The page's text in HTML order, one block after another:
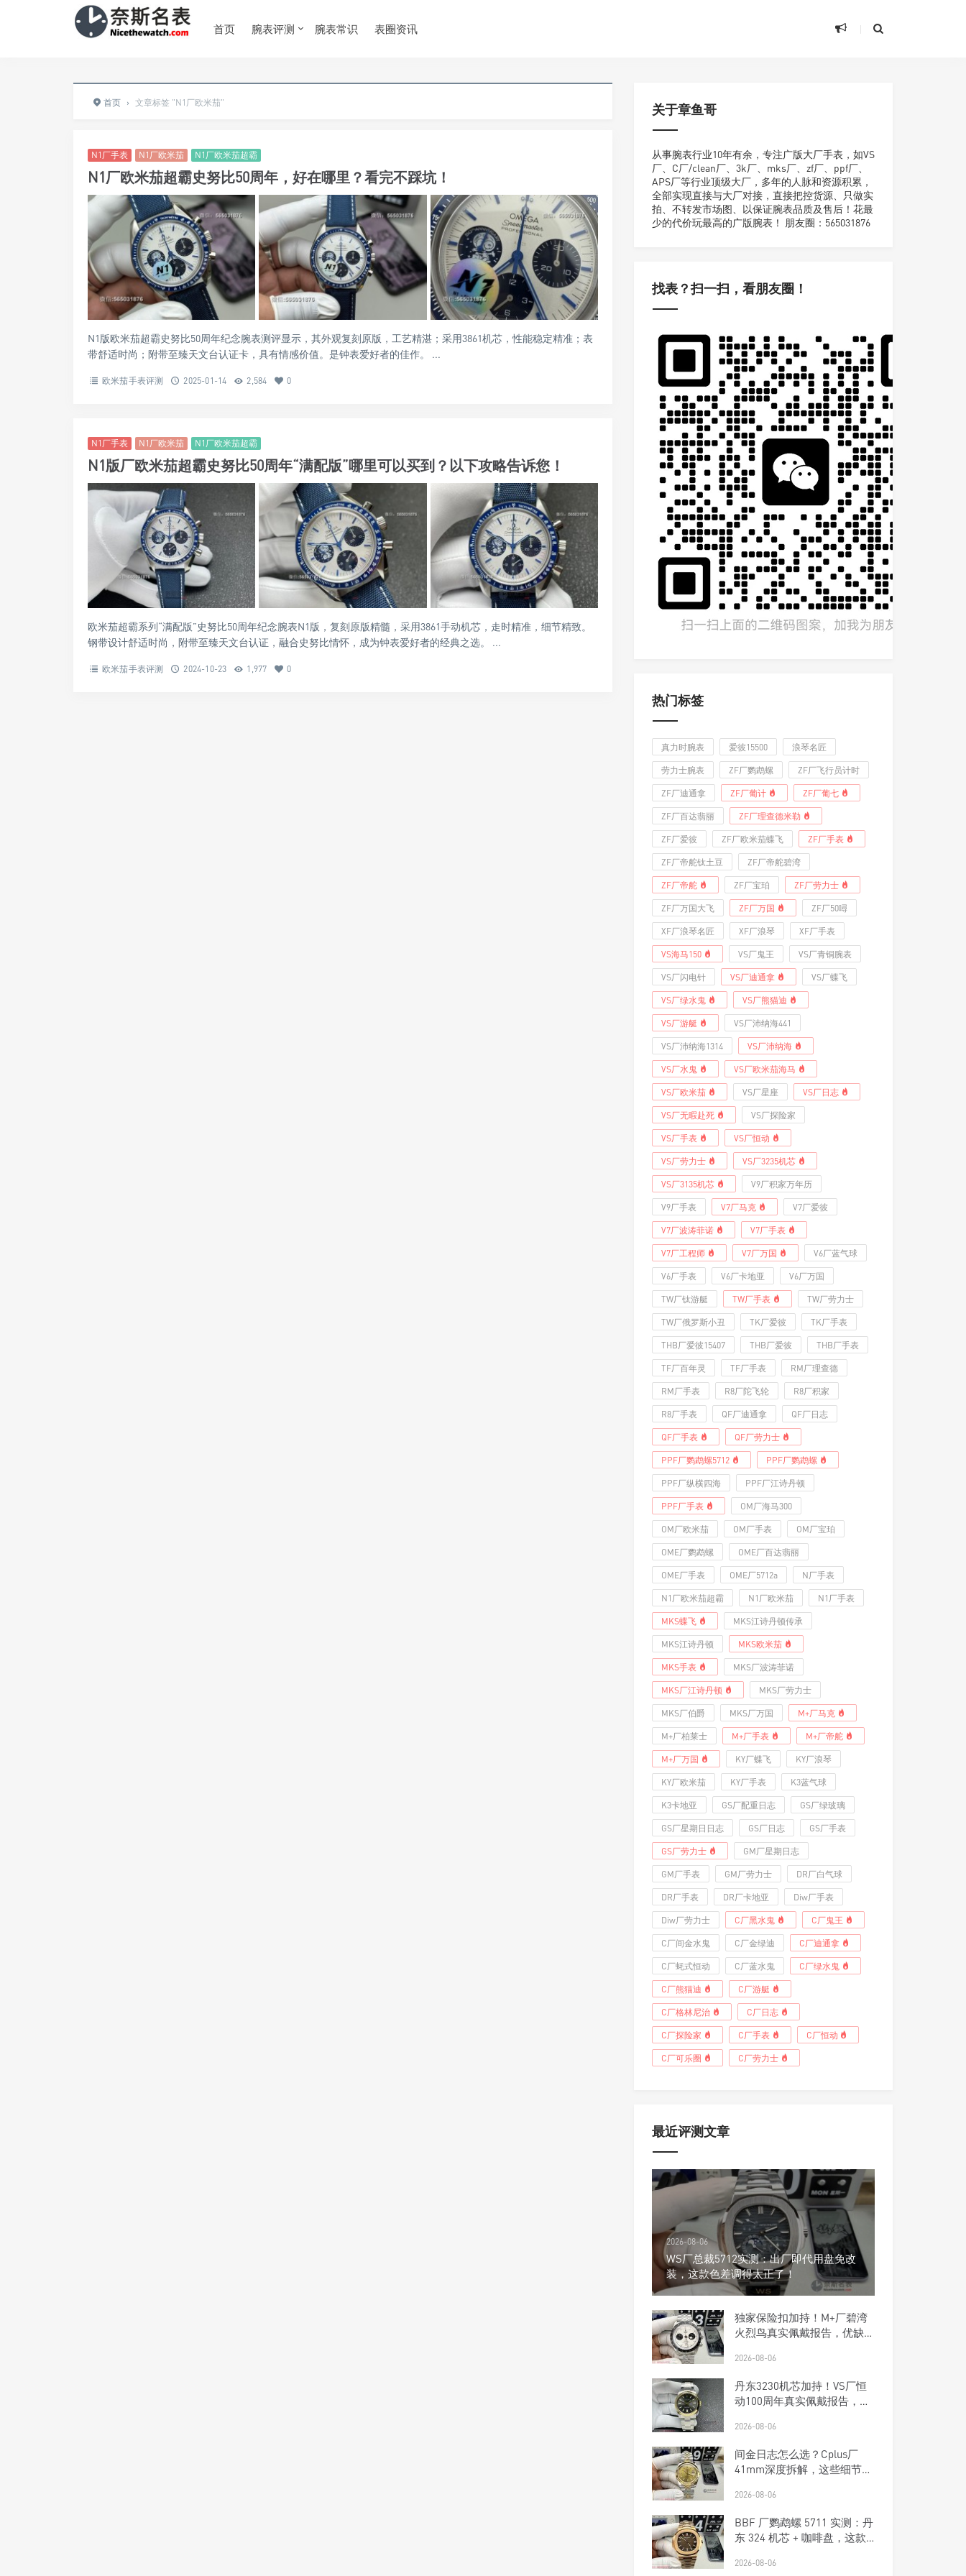
首页 腕表评测 腕表常识 表圈资讯
首页 › 文章标签 "N1厂欧米茄"
N1厂手表 N1厂欧米茄 N1厂欧米茄超霸
N1厂欧米茄超霸史努比50周年，好在哪里？看完不踩坑！
N1版欧米茄超霸史努比50周年纪念腕表测评显示，其外观复刻原版，工艺精湛；采用3861机芯，性能稳定精准；表
带舒适时尚；附带至臻天文台认证卡，具有情感价值。是钟表爱好者的佳作。 ...
欧米茄手表评测 2025-01-14 2,584 0
N1厂手表 N1厂欧米茄 N1厂欧米茄超霸
N1版厂欧米茄超霸史努比50周年“满配版”哪里可以买到？以下攻略告诉您！
欧米茄超霸系列“满配版”史努比50周年纪念腕表N1版，复刻原版精髓，采用3861手动机芯，走时精准，细节精致。
钢带设计舒适时尚，附带至臻天文台认证，融合史努比情怀，成为钟表爱好者的经典之选。 ...
欧米茄手表评测 2024-10-23 1,977 0
关于章鱼哥
从事腕表行业10年有余，专注广版大厂手表，如VS
厂、C厂/clean厂、3k厂、mks厂、zf厂、ppf厂、
APS厂等行业顶级大厂，多年的人脉和资源积累，
全部实现直接与大厂对接，直接把控货源、只做实
拍、不转发市场图、以保证腕表品质及售后！花最
少的代价玩最高的广版腕表！ 朋友圈：565031876
找表？扫一扫，看朋友圈！
热门标签
真力时腕表 爱彼15500 浪琴名匠
劳力士腕表 ZF厂鹦鹉螺 ZF厂飞行员计时
ZF厂迪通拿 ZF厂葡计 ZF厂葡七
ZF厂百达翡丽 ZF厂理查德米勒
ZF厂爱彼 ZF厂欧米茄蝶飞 ZF厂手表
ZF厂帝舵钛土豆 ZF厂帝舵碧湾
ZF厂帝舵 ZF厂宝珀 ZF厂劳力士
ZF厂万国大飞 ZF厂万国 ZF厂50噚
XF厂浪琴名匠 XF厂浪琴 XF厂手表
VS海马150 VS厂鬼王 VS厂青铜腕表
VS厂闪电针 VS厂迪通拿 VS厂蝶飞
VS厂绿水鬼 VS厂熊猫迪
VS厂游艇 VS厂沛纳海441
VS厂沛纳海1314 VS厂沛纳海
VS厂水鬼 VS厂欧米茄海马
VS厂欧米茄 VS厂星座 VS厂日志
VS厂无暇赴死 VS厂探险家
VS厂手表 VS厂恒动
VS厂劳力士 VS厂3235机芯
VS厂3135机芯 V9厂积家万年历
V9厂手表 V7厂马克 V7厂爱彼
V7厂波涛菲诺 V7厂手表
V7厂工程师 V7厂万国 V6厂蓝气球
V6厂手表 V6厂卡地亚 V6厂万国
TW厂钛游艇 TW厂手表 TW厂劳力士
TW厂俄罗斯小丑 TK厂爱彼 TK厂手表
THB厂爱彼15407 THB厂爱彼 THB厂手表
TF厂百年灵 TF厂手表 RM厂理查德
RM厂手表 R8厂陀飞轮 R8厂积家
R8厂手表 QF厂迪通拿 QF厂日志
QF厂手表 QF厂劳力士
PPF厂鹦鹉螺5712 PPF厂鹦鹉螺
PPF厂纵横四海 PPF厂江诗丹顿
PPF厂手表 OM厂海马300
OM厂欧米茄 OM厂手表 OM厂宝珀
OME厂鹦鹉螺 OME厂百达翡丽
OME厂手表 OME厂5712a N厂手表
N1厂欧米茄超霸 N1厂欧米茄 N1厂手表
MKS蝶飞 MKS江诗丹顿传承
MKS江诗丹顿 MKS欧米茄
MKS手表 MKS厂波涛菲诺
MKS厂江诗丹顿 MKS厂劳力士
MKS厂伯爵 MKS厂万国 M+厂马克
M+厂柏莱士 M+厂手表 M+厂帝舵
M+厂万国 KY厂蝶飞 KY厂浪琴
KY厂欧米茄 KY厂手表 K3蓝气球
K3卡地亚 GS厂配重日志 GS厂绿玻璃
GS厂星期日日志 GS厂日志 GS厂手表
GS厂劳力士 GM厂星期日志
GM厂手表 GM厂劳力士 DR厂白气球
DR厂手表 DR厂卡地亚 Diw厂手表
Diw厂劳力士 C厂黑水鬼 C厂鬼王
C厂间金水鬼 C厂金绿迪 C厂迪通拿
C厂蚝式恒动 C厂蓝水鬼 C厂绿水鬼
C厂熊猫迪 C厂游艇
C厂格林尼治 C厂日志
C厂探险家 C厂手表 C厂恒动
C厂可乐圈 C厂劳力士
最近评测文章
2026-08-06
WS厂总裁5712实测：出厂即代用盘免改
装，这款色差调得太正了！
独家保险扣加持！M+厂碧湾
火烈鸟真实佩戴报告，优缺点
2026-08-06
丹东3230机芯加持！VS厂恒
动100周年真实佩戴报告，优
2026-08-06
间金日志怎么选？Cplus厂
41mm深度拆解，这些细节商
2026-08-06
BBF 厂鹦鹉螺 5711 实测：丹
东 324 机芯 + 咖啡盘，这款
2026-08-06